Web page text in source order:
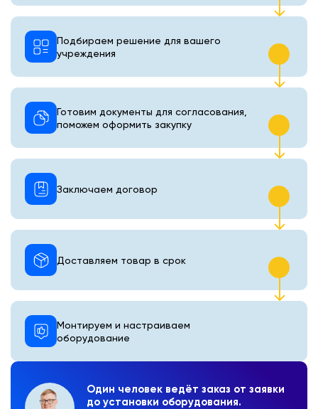
Один человек ведёт заказ от заявки
до установки оборудования.
Подбираем решение для вашего
учреждения
Готовим документы для согласования,
поможем оформить закупку
Монтируем и настраиваем
оборудование
Доставляем товар в срок
Заключаем договор